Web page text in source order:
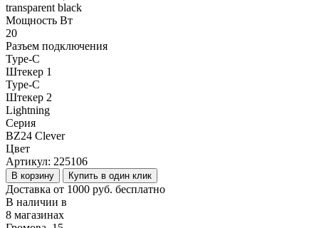
transparent black
Мощность Вт
20
Разъем подключения
Type-C
Штекер 1
Type-C
Штекер 2
Lightning
Серия
BZ24 Clever
Цвет
Артикул: 225106
В корзину Купить в один клик
Доставка от 1000 руб. бесплатно
В наличии в
8 магазинах